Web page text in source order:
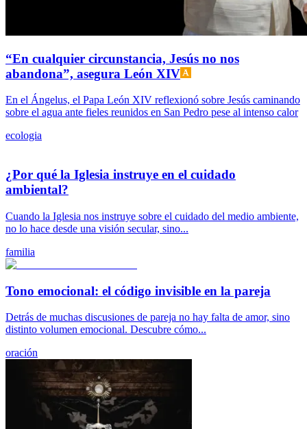
“En cualquier circunstancia, Jesús no nos
abandona”, asegura León XIV
En el Ángelus, el Papa León XIV reflexionó sobre Jesús caminando
sobre el agua ante fieles reunidos en San Pedro pese al intenso calor
ecologia
¿Por qué la Iglesia instruye en el cuidado
ambiental?
Cuando la Iglesia nos instruye sobre el cuidado del medio ambiente,
no lo hace desde una visión secular, sino...
familia
Tono emocional: el código invisible en la pareja
Detrás de muchas discusiones de pareja no hay falta de amor, sino
distinto volumen emocional. Descubre cómo...
oración